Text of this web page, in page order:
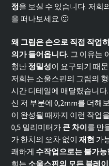
정을 보실 수 있습니다. 저희
을 떠나보세요 🙂
왜 그립은 손으로 직접 작업
의가 들어옵니다. 그 이유는
청난 정밀성이 요구되기 때
저희는 소울스핀의 그립의
시간 디테일에 매달렸습니
신 저 부분에 0,2mm를 더해
이 완성될 때까지 이런 작업
0,5 밀리미터가 큰 차이를 만
가 한치의 오차 없이 재현 가
쾌하게 수작업으로는 불가능
희는 소울스핀의 모든 블레